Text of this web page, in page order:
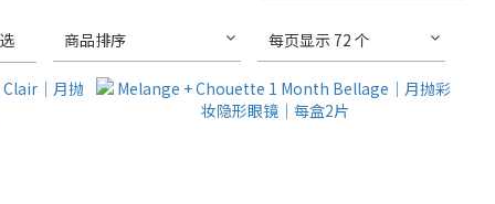
商品排序 每页显示 72 个